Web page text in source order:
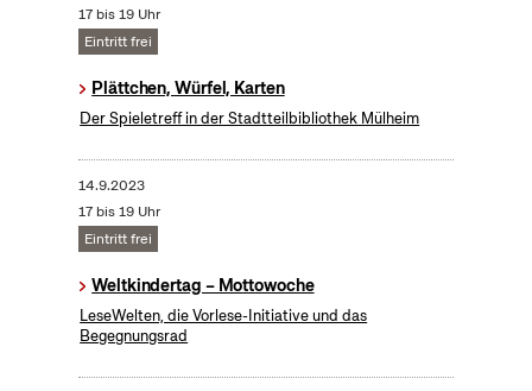
17 bis 19 Uhr
Eintritt frei
Plättchen, Würfel, Karten
Der Spieletreff in der Stadtteilbibliothek Mülheim
14.9.2023
17 bis 19 Uhr
Eintritt frei
Weltkindertag – Mottowoche
LeseWelten, die Vorlese-Initiative und das
Begegnungsrad